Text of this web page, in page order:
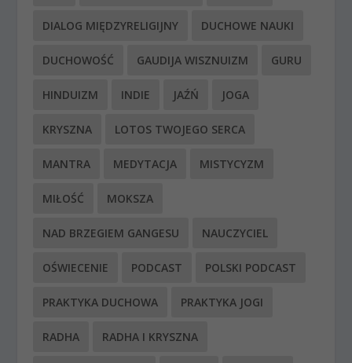
DIALOG MIĘDZYRELIGIJNY DUCHOWE NAUKI
DUCHOWOŚĆ GAUDIJA WISZNUIZM GURU
HINDUIZM INDIE JAŹŃ JOGA
KRYSZNA LOTOS TWOJEGO SERCA
MANTRA MEDYTACJA MISTYCYZM
MIŁOŚĆ MOKSZA
NAD BRZEGIEM GANGESU NAUCZYCIEL
OŚWIECENIE PODCAST POLSKI PODCAST
PRAKTYKA DUCHOWA PRAKTYKA JOGI
RADHA RADHA I KRYSZNA